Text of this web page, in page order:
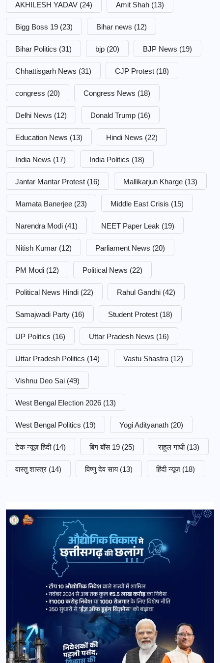
AKHILESH YADAV (24) Amit Shah (13)
Bigg Boss 19 (23) Bihar news (12)
Bihar Politics (31) bjp (20) BJP News (19)
Chhattisgarh News (31) CJP Protest (18)
congress (20) Congress News (18)
Delhi News (12) Donald Trump (16)
Education News (13) Hindi News (22)
India News (17) India Politics (18)
Jantar Mantar Protest (16) Mallikarjun Kharge (13)
Mamata Banerjee (23) Middle East Crisis (15)
Narendra Modi (41) NEET Paper Leak (19)
Nitish Kumar (12) Parliament News (20)
PM Modi (12) Political News (22)
Political News Hindi (22) Rahul Gandhi (42)
Samajwadi Party (16) Student Protest (18)
UP Politics (16) Uttar Pradesh News (16)
Uttar Pradesh Politics (14) Vastu Shastra (12)
Vishnu Deo Sai (49)
West Bengal Election 2026 (13)
West Bengal Politics (19) Yogi Adityanath (20)
टेक न्यूज़ हिंदी (14) बिग बॉस 19 (25) राहुल गांधी (13)
वास्तु शास्त्र (14) विष्णु देव साय (13) हिंदी न्यूज़ (18)